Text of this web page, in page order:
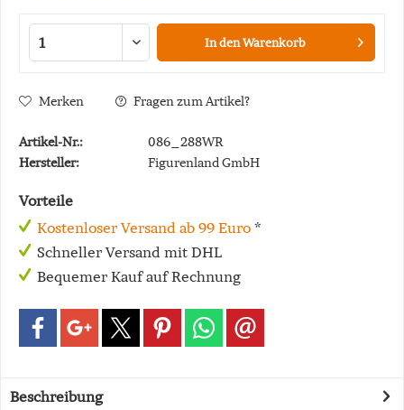
In denWarenkorb
Merken Fragen zum Artikel?
Artikel-Nr.:
086_288WR
Hersteller:
Figurenland GmbH
Vorteile
Kostenloser Versand ab 99 Euro *
Schneller Versand mit DHL
Bequemer Kauf auf Rechnung
Beschreibung